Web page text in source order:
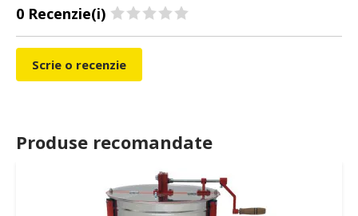
0 Recenzie(i)
Scrie o recenzie
Produse recomandate